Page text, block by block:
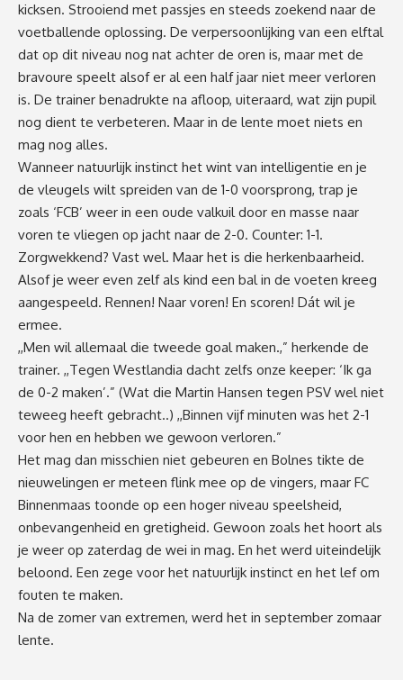
kicksen. Strooiend met passjes en steeds zoekend naar de
voetballende oplossing. De verpersoonlijking van een elftal
dat op dit niveau nog nat achter de oren is, maar met de
bravoure speelt alsof er al een half jaar niet meer verloren
is. De trainer benadrukte na afloop, uiteraard, wat zijn pupil
nog dient te verbeteren. Maar in de lente moet niets en
mag nog alles.
Wanneer natuurlijk instinct het wint van intelligentie en je
de vleugels wilt spreiden van de 1-0 voorsprong, trap je
zoals ‘FCB’ weer in een oude valkuil door en masse naar
voren te vliegen op jacht naar de 2-0. Counter: 1-1.
Zorgwekkend? Vast wel. Maar het is die herkenbaarheid.
Alsof je weer even zelf als kind een bal in de voeten kreeg
aangespeeld. Rennen! Naar voren! En scoren! Dát wil je
ermee.
,,Men wil allemaal die tweede goal maken.,” herkende de
trainer. ,,Tegen Westlandia dacht zelfs onze keeper: ‘Ik ga
de 0-2 maken’.” (Wat die Martin Hansen tegen PSV wel niet
teweeg heeft gebracht..) ,,Binnen vijf minuten was het 2-1
voor hen en hebben we gewoon verloren.”
Het mag dan misschien niet gebeuren en Bolnes tikte de
nieuwelingen er meteen flink mee op de vingers, maar FC
Binnenmaas toonde op een hoger niveau speelsheid,
onbevangenheid en gretigheid. Gewoon zoals het hoort als
je weer op zaterdag de wei in mag. En het werd uiteindelijk
beloond. Een zege voor het natuurlijk instinct en het lef om
fouten te maken.
Na de zomer van extremen, werd het in september zomaar
lente.